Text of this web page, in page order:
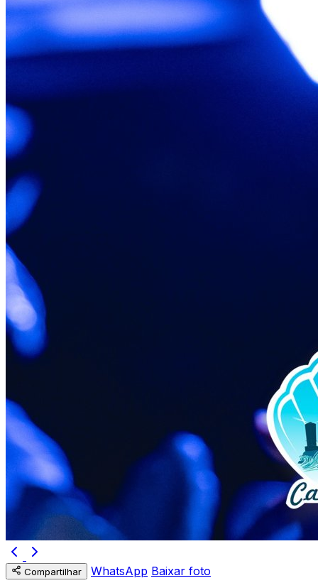
Compartilhar WhatsApp Baixar foto